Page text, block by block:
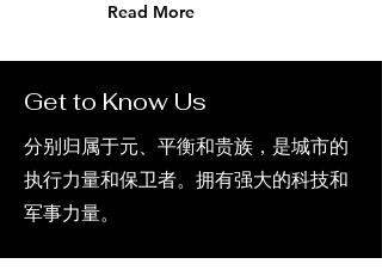
Read More
Get to Know Us
分别归属于元、平衡和贵族，是城市的
执行力量和保卫者。拥有强大的科技和
军事力量。